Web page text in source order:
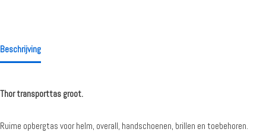
Beschrijving
Thor transporttas groot.
Ruime opbergtas voor helm, overall, handschoenen, brillen en toebehoren.